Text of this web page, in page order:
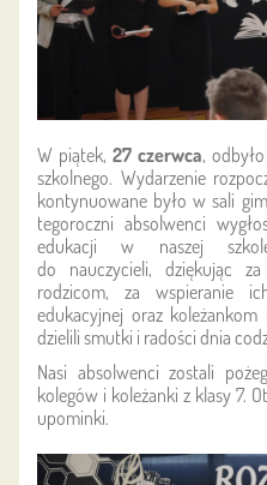
W piątek, 27 czerwca,
szkolnego. Wydarzenie
kontynuowane było w sali
tegoroczni absolwenci
edukacji w naszej
do nauczycieli, dziękując
rodzicom, za wspieranie
edukacyjnej oraz
dzielili smutki i radości dnia
Nasi absolwenci zostali
kolegów i koleżanki z klasy 7.
upominki.